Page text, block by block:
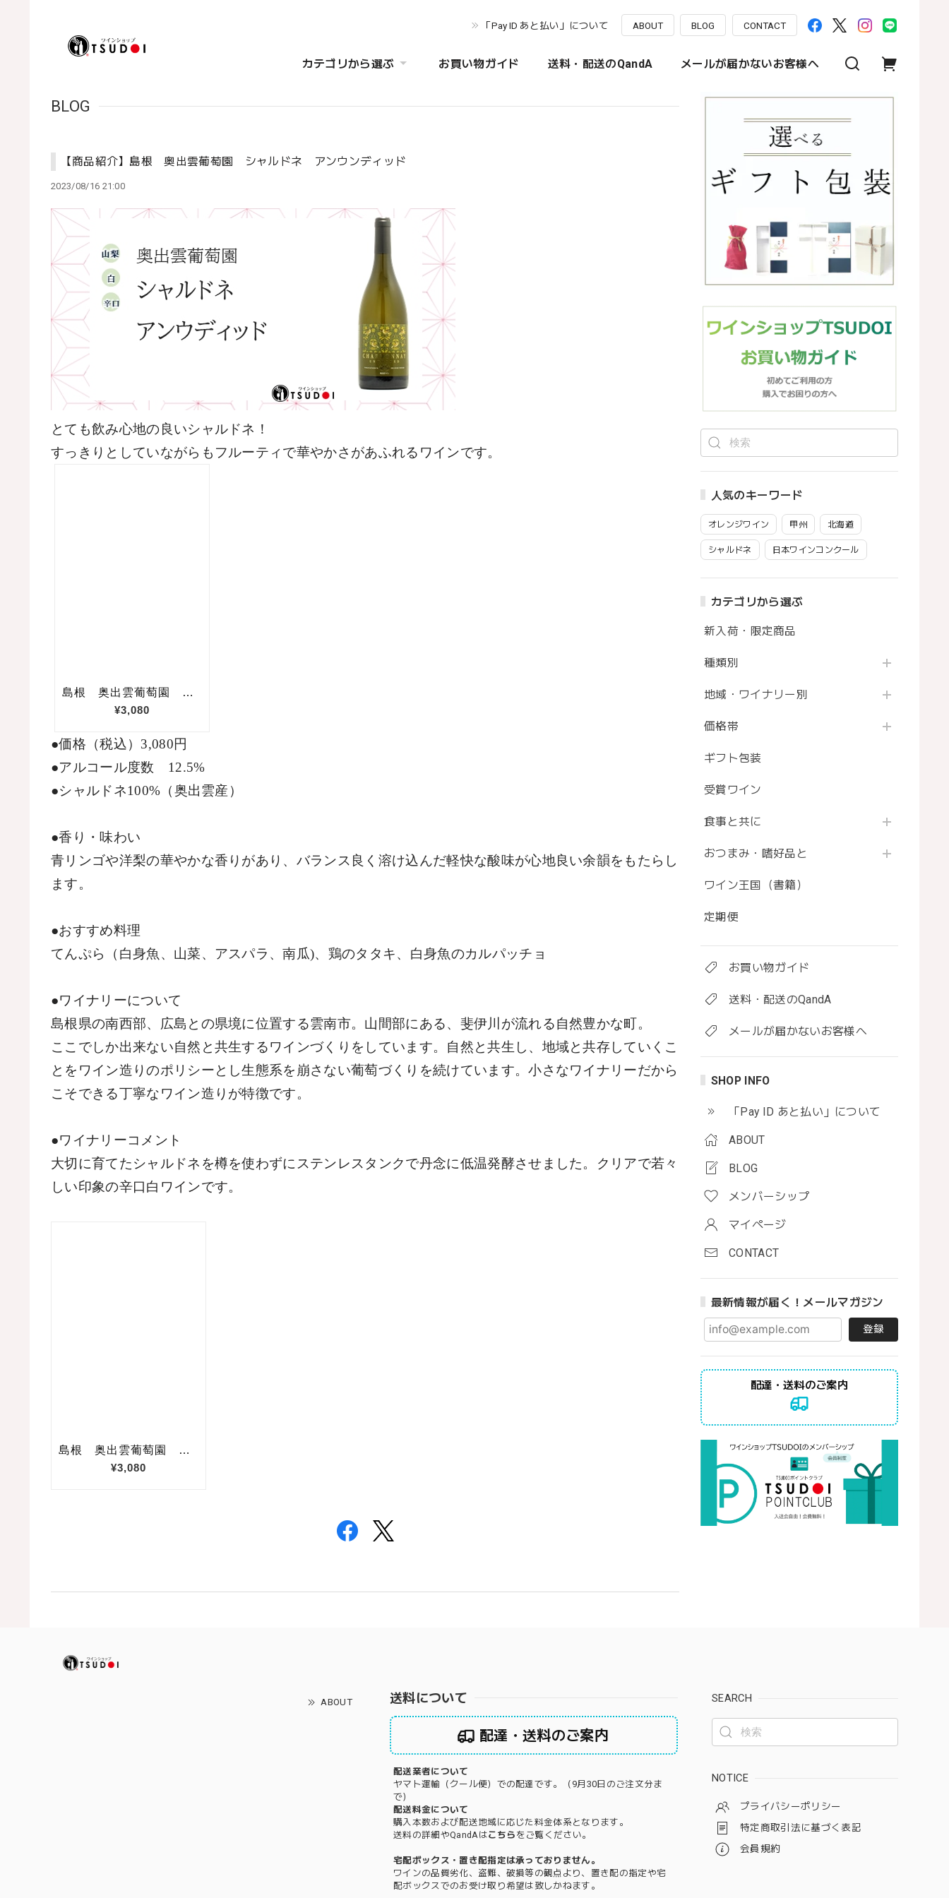
「Pay ID あと払い」について ABOUT BLOG CONTACT
カテゴリから選ぶ お買い物ガイド 送料・配送のQandA メールが届かないお客様へ
人気のキーワード
オレンジワイン 甲州 北海道
シャルドネ 日本ワインコンクール
カテゴリから選ぶ
新入荷・限定商品
種類別
地域・ワイナリー別
価格帯
ギフト包装
受賞ワイン
食事と共に
おつまみ・嗜好品と
ワイン王国（書籍）
定期便
お買い物ガイド
送料・配送のQandA
メールが届かないお客様へ
SHOP INFO
「Pay ID あと払い」について
ABOUT
BLOG
メンバーシップ
マイページ
CONTACT
最新情報が届く！メールマガジン
登録
配達・送料のご案内
BLOG
【商品紹介】島根 奥出雲葡萄園 シャルドネ アンウンディッド
2023/08/16 21:00
とても飲み心地の良いシャルドネ！
すっきりとしていながらもフルーティで華やかさがあふれるワインです。
●価格（税込） 3,080円
●アルコール度数 12.5%
●シャルドネ100% （奥出雲産）
●香り・味わい
青リンゴや洋梨の華やかな香りがあり、バランス良く溶け込んだ軽快な酸味が心地良い余韻をもたらし
ます。
●おすすめ料理
てんぷら（白身魚、山菜、アスパラ、南瓜)、鶏のタタキ、白身魚のカルパッチョ
●ワイナリーについて
島根県の南西部、広島との県境に位置する雲南市。山間部にある、斐伊川が流れる自然豊かな町。
ここでしか出来ない自然と共生するワインづくりをしています。自然と共生し、地域と共存していくこ
とをワイン造りのポリシーとし生態系を崩さない葡萄づくりを続けています。小さなワイナリーだから
こそできる丁寧なワイン造りが特徴です。
●ワイナリーコメント
大切に育てたシャルドネを樽を使わずにステンレスタンクで丹念に低温発酵させました。クリアで若々
しい印象の辛口白ワインです。
ABOUT 送料について
配達・送料のご案内
配送業者について
ヤマト運輸（クール便）での配達です。（9月30日のご注文分ま
で）
配送料金について
購入本数および配送地域に応じた料金体系となります。
送料の詳細やQandAはこちら をご覧ください。
宅配ボックス・置き配指定は承っておりません。
ワインの品質劣化、盗難、破損等の観点より、置き配の指定や宅
配ボックスでのお受け取り希望は致しかねます。
SEARCH
NOTICE
プライバシーポリシー
特定商取引法に基づく表記
会員規約